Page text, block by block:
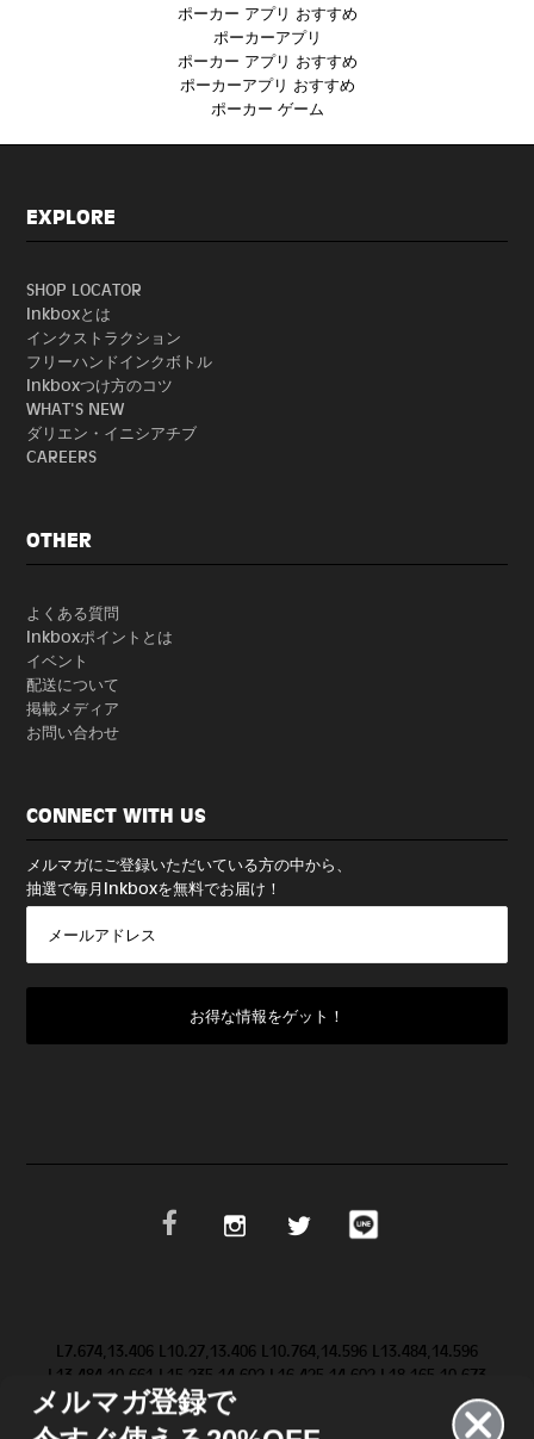
ポーカー アプリ おすすめ
ポーカーアプリ
ポーカー アプリ おすすめ
ポーカーアプリ おすすめ
ポーカー ゲーム
EXPLORE
SHOP LOCATOR
Inkboxとは
インクストラクション
フリーハンドインクボトル
Inkboxつけ方のコツ
WHAT'S NEW
ダリエン・イニシアチブ
CAREERS
OTHER
よくある質問
Inkboxポイントとは
イベント
配送について
掲載メディア
お問い合わせ
CONNECT WITH US
メルマガにご登録いただいている方の中から、
抽選で毎月Inkboxを無料でお届け！
L7.674,13.406 L10.27,13.406 L10.764,14.596 L13.484,14.596
L13.484,10.661 L15.235,14.602 L16.425,14.602 L18.165,10.673
L18.165,14.603 L19.623,14.603 L19.647,9.083 L19.646,9.084 Z
M28.986,11.852 L31.517,9.084 L29.695,9.084 L28.094,10.81
メルマガ登録で